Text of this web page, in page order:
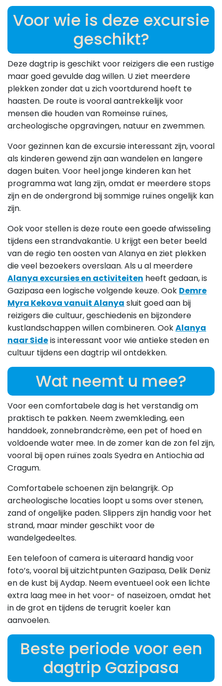
Voor wie is deze excursie
geschikt?
Deze dagtrip is geschikt voor reizigers die een rustige
maar goed gevulde dag willen. U ziet meerdere
plekken zonder dat u zich voortdurend hoeft te
haasten. De route is vooral aantrekkelijk voor
mensen die houden van Romeinse ruïnes,
archeologische opgravingen, natuur en zwemmen.
Voor gezinnen kan de excursie interessant zijn, vooral
als kinderen gewend zijn aan wandelen en langere
dagen buiten. Voor heel jonge kinderen kan het
programma wat lang zijn, omdat er meerdere stops
zijn en de ondergrond bij sommige ruïnes ongelijk kan
zijn.
Ook voor stellen is deze route een goede afwisseling
tijdens een strandvakantie. U krijgt een beter beeld
van de regio ten oosten van Alanya en ziet plekken
die veel bezoekers overslaan. Als u al meerdere
Alanya excursies en activiteiten heeft gedaan, is
Gazipasa een logische volgende keuze. Ook Demre
Myra Kekova vanuit Alanya sluit goed aan bij
reizigers die cultuur, geschiedenis en bijzondere
kustlandschappen willen combineren. OokAlanya
naar Sideis interessant voor wie antieke steden en
cultuur tijdens een dagtrip wil ontdekken.
Wat neemt u mee?
Voor een comfortabele dag is het verstandig om
praktisch te pakken. Neem zwemkleding, een
handdoek, zonnebrandcrème, een pet of hoed en
voldoende water mee. In de zomer kan de zon fel zijn,
vooral bij open ruïnes zoals Syedra en Antiochia ad
Cragum.
Comfortabele schoenen zijn belangrijk. Op
archeologische locaties loopt u soms over stenen,
zand of ongelijke paden. Slippers zijn handig voor het
strand, maar minder geschikt voor de
wandelgedeeltes.
Een telefoon of camera is uiteraard handig voor
foto’s, vooral bij uitzichtpunten Gazipasa, Delik Deniz
en de kust bij Aydap. Neem eventueel ook een lichte
extra laag mee in het voor- of naseizoen, omdat het
in de grot en tijdens de terugrit koeler kan
aanvoelen.
Beste periode voor een
dagtrip Gazipasa